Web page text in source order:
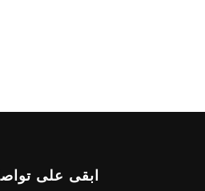
ابقى على